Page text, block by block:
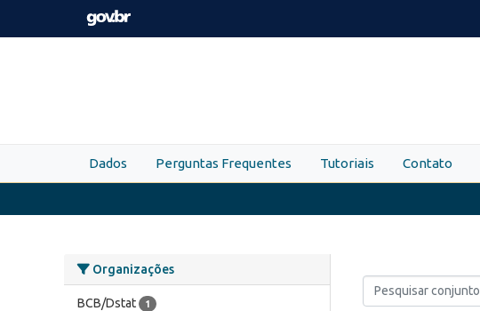
Skip to main content
Dados Perguntas Frequentes Tutoriais Contato
Organizações
BCB/Dstat 1